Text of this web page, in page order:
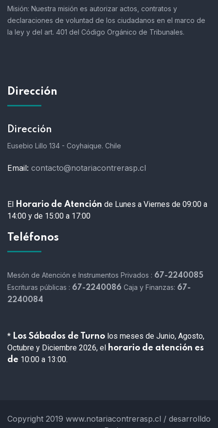
Misión: Nuestra misión es autorizar actos, contratos y
declaraciones de voluntad de los ciudadanos en el marco de
la ley y del art. 401 del Código Orgánico de Tribunales.
Dirección
Dirección
Eusebio Lillo 134 - Coyhaique. Chile
Email: contacto@notariacontrerasp.cl
El Horario de Atención de Lunes a Viernes de 09:00 a
14:00 y de 15:00 a 17:00
Teléfonos
Mesón de Atención e Instrumentos Privados : 67-2240085
Escrituras públicas : 67-2240086 Caja y Finanzas: 67-
2240084
* Los Sábados de Turno los meses de Junio, Agosto,
Octubre y Diciembre 2026, el horario de atención es
de 10:00 a 13:00.
Copyright 2019 www.notariacontrerasp.cl / desarrolldo